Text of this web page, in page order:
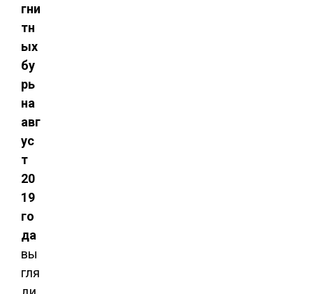
гни
тн
ых
бу
рь
на
авг
ус
т
20
19
го
да
вы
гля